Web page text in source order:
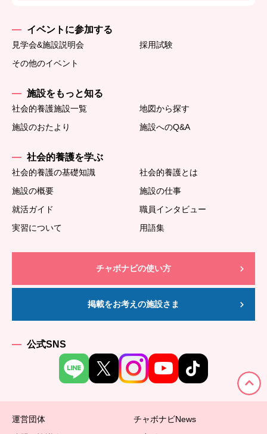
イベントに参加する
見学会&施設説明会
採用試験
その他のイベント
施設をもっと知る
社会的養護施設一覧
地図から探す
施設のおたより
施設へのQ&A
社会的養護を学ぶ
社会的養護の基礎知識
社会的養護とは
施設の概要
施設の仕事
就活ガイド
職員インタビュー
実習について
用語集
チャボナビの使い方
掲載をお考えの施設さま
公式SNS
運営団体
チャボナビNews